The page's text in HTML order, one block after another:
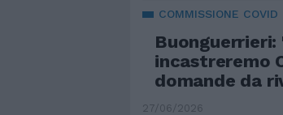
COMMISSIONE COVID
incastreremo
domande da
27/06/2026